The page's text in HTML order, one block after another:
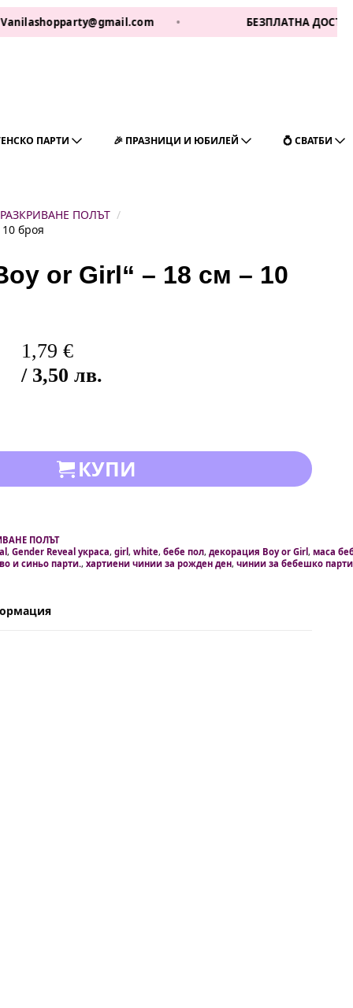
• БЕЗПЛАТНА ДОСТАВКА ЗА 1
ПАРТИ 🎉 ПРАЗНИЦИ И ЮБИЛЕЙ 💍 СВАТБИ
ПОЛЪТ
броя
or Girl“ – 18 см – 10
1,79 €
/ 3,50 лв.
КУПИ
ПОЛЪТ
, Gender Reveal украса, girl , white, бебе пол, декорация Boy or Girl , маса
и синьо парти., хартиени чинии за рожден ден, чинии за бебешко парти